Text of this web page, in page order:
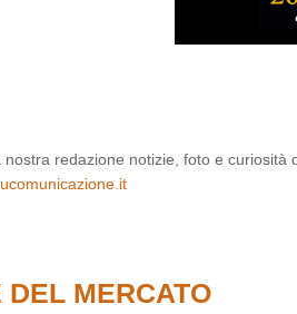
redazione notizie, foto e
DEL MERCATO